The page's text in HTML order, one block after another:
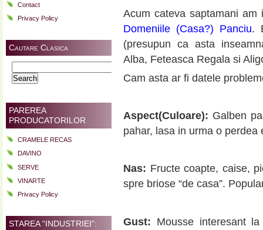
Contact
Privacy Policy
Cautare Clasica
for:
PAREREA
PRODUCATORILOR
CRAMELE RECAS
DAVINO
SERVE
VINARTE
Privacy Policy
STAREA “INDUSTRIEI”:
Acum cateva saptamani
Domeniile (Casa?) Panciu.
(presupun ca asta
Alba, Feteasca Regala si
Cam asta ar fi datele
Aspect(Culoare): Galben
pahar, lasa in urma o perdea
Nas: Fructe coapte, caise,
spre briose “de casa”.
Gust: Mousse interesant